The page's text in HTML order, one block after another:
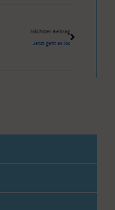
Nächster Beitrag
Jetzt geht es los